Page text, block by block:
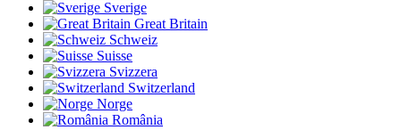
Sverige
Great Britain
Schweiz
Suisse
Svizzera
Switzerland
Norge
România